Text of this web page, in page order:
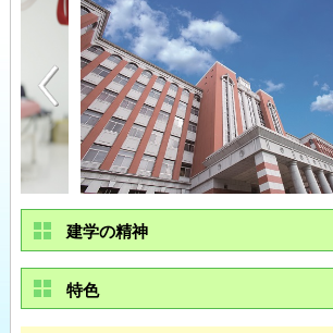
建学の精神
特色